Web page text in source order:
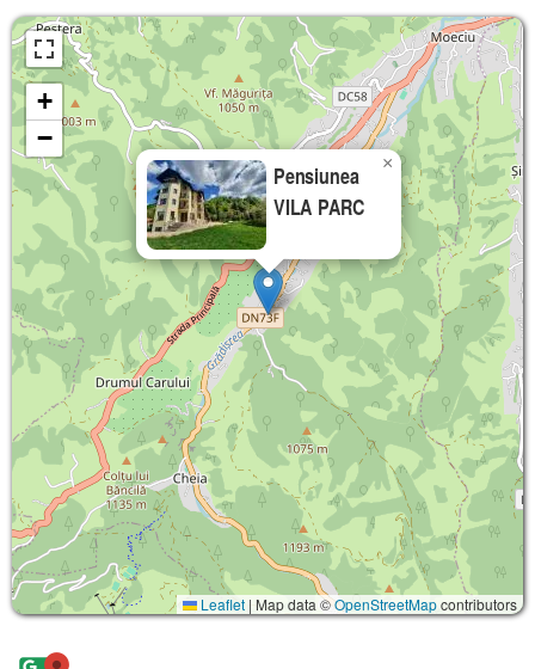
Pensiunea
VILA PARC
×
+
−
Leaflet | Map data ©OpenStreetMapcontributors